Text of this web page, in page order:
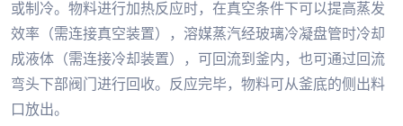
或制冷。物料进行加热反应时，在真空条件下可以提高蒸发
效率（需连接真空装置），溶媒蒸汽经玻璃冷凝盘管时冷却
成液体（需连接冷却装置），可回流到釜内，也可通过回流
弯头下部阀门进行回收。反应完毕，物料可从釜底的侧出料
口放出。